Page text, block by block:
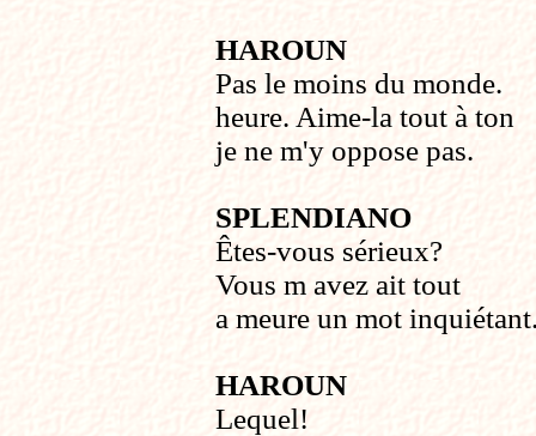
HAROUN
Pas le moins du monde.
heure. Aime-la tout à ton
je ne m'y oppose pas.
SPLENDIANO
Êtes-vous sérieux?
Vous m avez ait tout
a meure un mot
HAROUN
Lequel!